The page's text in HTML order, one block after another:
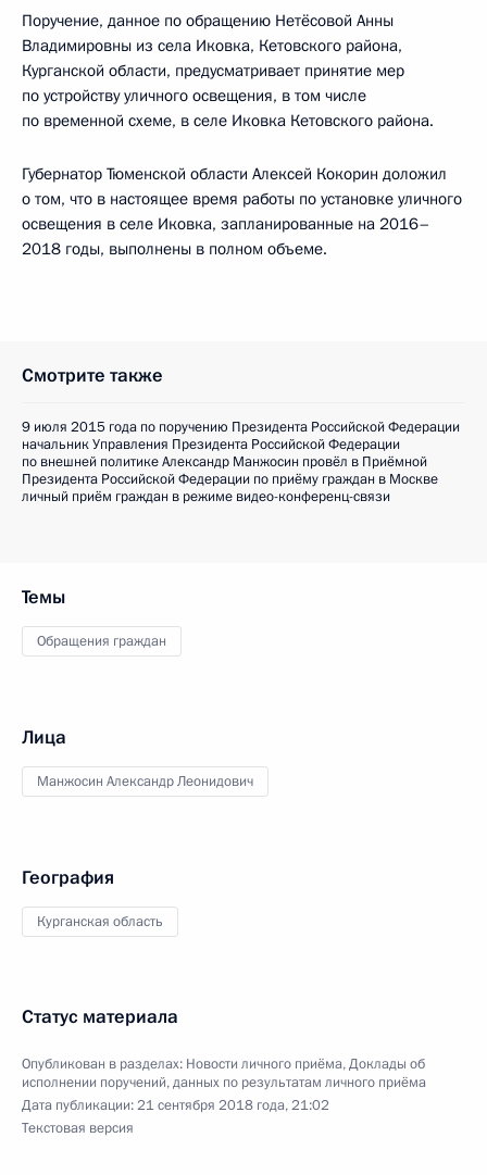
Поручение, данное по обращению Нетёсовой Анны
Владимировны из села Иковка, Кетовского района,
Курганской области, предусматривает принятие мер
по устройству уличного освещения, в том числе
по временной схеме, в селе Иковка Кетовского района.
Губернатор Тюменской области Алексей Кокорин доложил
о том, что в настоящее время работы по установке уличного
освещения в селе Иковка, запланированные на 2016–
2018 годы, выполнены в полном объеме.
Смотрите также
9 июля 2015 года по поручению Президента Российской Федерации
начальник Управления Президента Российской Федерации
по внешней политике Александр Манжосин провёл в Приёмной
Президента Российской Федерации по приёму граждан в Москве
личный приём граждан в режиме видео-конференц-связи
Темы
Обращения граждан
Лица
Манжосин Александр Леонидович
География
Курганская область
Статус материала
Опубликован в разделах: Новости личного приёма,Доклады об
исполнении поручений, данных по результатам личного приёма
Дата публикации:21 сентября 2018 года, 21:02
Текстовая версия